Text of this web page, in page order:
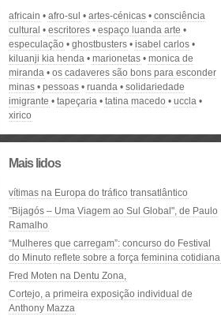
africain afro-sul artes-cénicas
consciência
cultural
escritores
espaço luanda arte
especulação
ghostbusters
isabel carlos
kiluanji kia henda
marionetas
monica de
miranda
os cadaveres são bons para esconder
minas
pessoas ruanda
solidariedade
imigrante
tapeçaria tatina macedo
uccla
xirico
Mais lidos
vítimas na Europa do tráfico transatlântico
"Bijagós – Uma Viagem ao Sul Global", de Paulo
Ramalho
“Mulheres que carregam”: concurso do Festival
do Minuto reflete sobre a força feminina cotidiana
Fred Moten na Dentu Zona,
Cortejo, a primeira exposição individual de
Anthony Mazza